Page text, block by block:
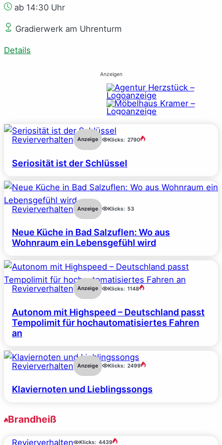
ab 14:30 Uhr
Gradierwerk am Uhrenturm
Details
Anzeigen
Revierverhalten Anzeige Klicks: 2790
Seriosität ist der Schlüssel
Revierverhalten Anzeige Klicks: 53
Neue Küche in Bad Salzuflen: Wo aus
Wohnraum ein Lebensgefühl wird
Revierverhalten Anzeige Klicks: 1148
Autonom mit Highspeed – Deutschland passt
Tempolimit für hochautomatisiertes Fahren
an
Revierverhalten Anzeige Klicks: 2499
Klaviernoten und Lieblingssongs
Brandheiß
Revierverhalten Klicks: 4439